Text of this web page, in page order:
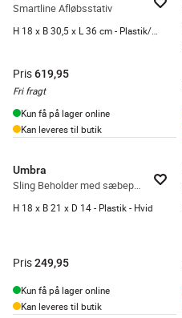
Smartline Afløbsstativ
Pris619,95
Fri fragt
Kun få på lager online
Kan leveres til butik
Umbra
Sling Beholder med sæbepumpe
H 18 x B 21 x D 14 - Plastik - Hvid
Pris249,95
Kun få på lager online
Kan leveres til butik